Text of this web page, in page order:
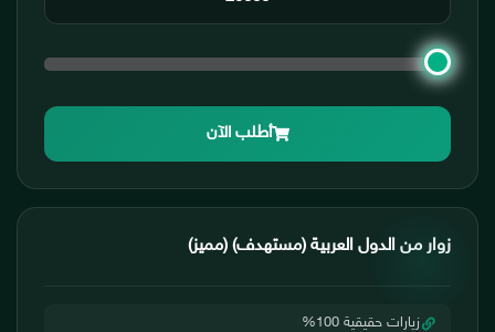
أطلب الآن
زوار من الدول العربية (مستهدف) (مميز)
زيارات حقيقية 100%